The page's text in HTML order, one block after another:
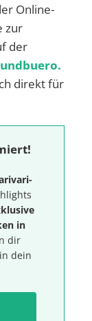
Online-
zur
der
.
direkt für
in
dir
dein